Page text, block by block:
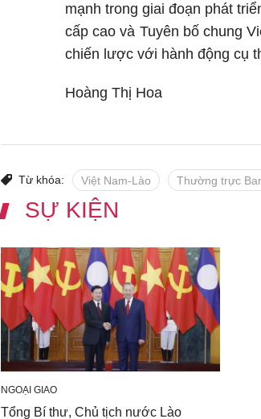
mạnh trong giai đoạn phát
cấp cao và Tuyên bố chung
chiến lược với hành động cụ
Hoàng Thị Hoa
Từ khóa: Việt Nam-Lào Thường trực
SỰ KIỆN
NGOẠI GIAO
Tổng Bí thư, Chủ tịch nước Lào